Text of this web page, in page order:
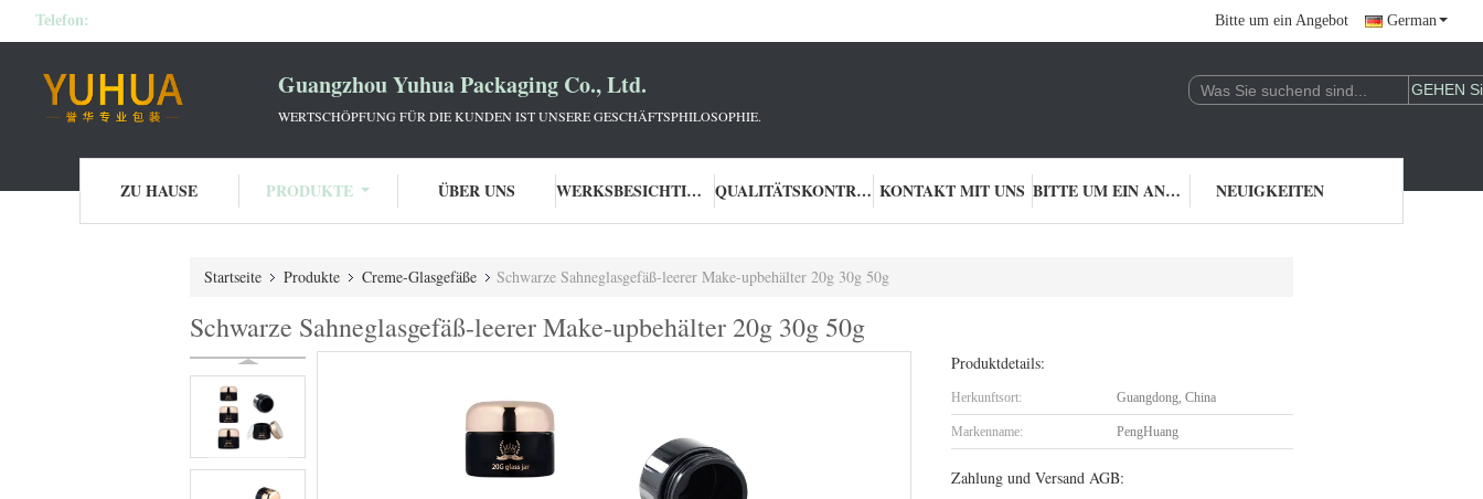
Telefon: Bitte um ein Angebot German
Guangzhou Yuhua Packaging Co., Ltd.
WERTSCHÖPFUNG FÜR DIE KUNDEN IST UNSERE GESCHÄFTSPHILOSOPHIE.
ZU HAUSE PRODUKTE ÜBER UNS WERKSBESICHTIGUNG QUALITÄTSKONTROLLE KONTAKT MIT UNS BITTE UM EIN ANGEBOT NEUIGKEITEN
Startseite Produkte Creme-Glasgefäße Schwarze Sahneglasgefäß-leerer Make-upbehälter 20g 30g 50g
Schwarze Sahneglasgefäß-leerer Make-upbehälter 20g 30g 50g
Produktdetails:
Herkunftsort: Guangdong, China
Markenname: PengHuang
Zahlung und Versand AGB: